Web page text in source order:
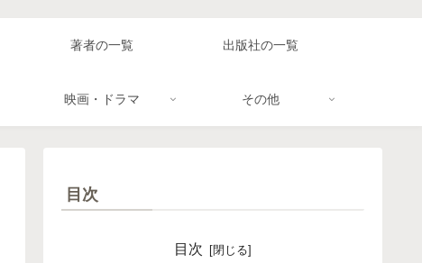
著者の一覧 出版社の一覧
映画・ドラマ その他
目次
目次